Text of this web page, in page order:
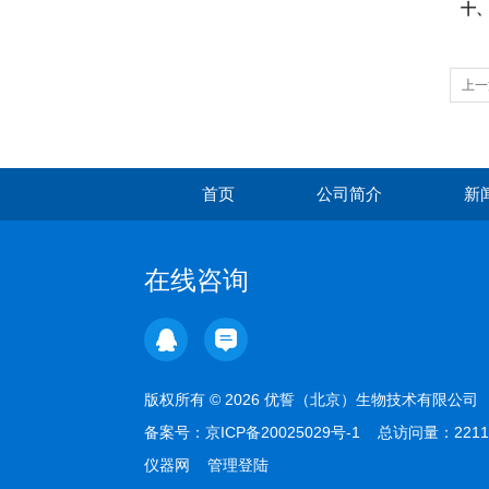
十
上
首页 公司简介 新
在线咨询
版权所有 © 2026 优誓（北京）生物技术有限公
备案号： 京ICP备20025029号-1
总访问量：
仪器网
管理登陆